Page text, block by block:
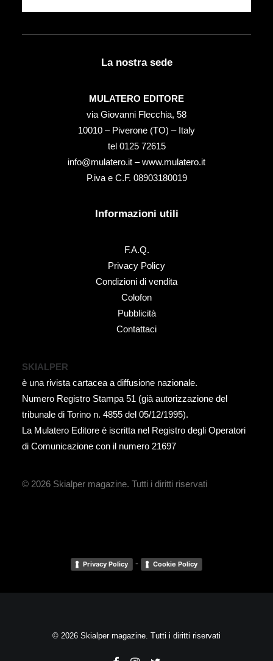
La nostra sede
MULATERO EDITORE
via Giovanni Flecchia, 58
10010 – Piverone (TO) – Italy
tel ‭0125 72615‬
info@mulatero.it –www.mulatero.it
P.iva e C.F. 08903180019
Informazioni utili
F.A.Q.
Privacy Policy
Condizioni di vendita
Colofon
Pubblicità
Contattaci
SKIALPER
è una rivista cartacea a diffusione nazionale.
Numero Registro Stampa 51 (già autorizzazione del
tribunale di Torino n. 4855 del 05/12/1995).
La Mulatero Editore è iscritta nel Registro degli Operatori
di Comunicazione con il numero 21697
© 2026 Skialper magazine. Tutti i diritti riservati
Privacy Policy - Cookie Policy
© 2026 Skialper magazine. Tutti i diritti riservati